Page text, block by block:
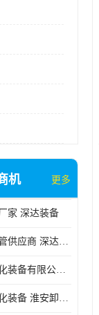
机 更多
家 深达装备
马鞍山顶部鹤管供应商 深达装备
连云港深达石化装备有限公司 嘉兴低温鹤管厂
连云港深达石化装备 淮安卸车鹤管电话